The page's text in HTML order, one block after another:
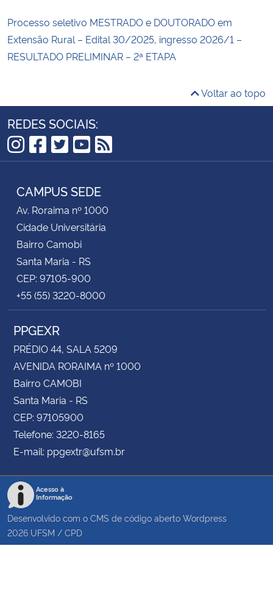
Processo seletivo MESTRADO e DOUTORADO em
Extensão Rural – Edital 30/2025, ingresso 2026/1 –
RESULTADO PRELIMINAR – 2ª ETAPA
Voltar ao topo
REDES SOCIAIS:
Instagram
Facebook
Twitter
YouTube
RSS
CAMPUS SEDE
Av. Roraima nº 1000
Cidade Universitária
Bairro Camobi
Santa Maria - RS
CEP: 97105-900
+55 (55) 3220-8000
PPGEXR
PRÉDIO 44, SALA 5209
AVENIDA RORAIMA nº 1000
Bairro CAMOBI
Santa Maria - RS
CEP: 97105900
Telefone: 3220-8165
E-mail: ppgextr@ufsm.br
Acesso à
Informação
Desenvolvido com o CMS de código aberto Wordpress
2026 UFSM / CPD